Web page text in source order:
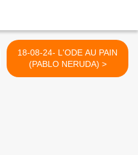
18-08-24- L'ODE AU PAIN
(PABLO NERUDA) >